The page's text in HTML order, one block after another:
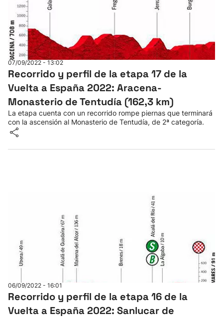
07/09/2022 - 13:02
Recorrido y perfil de la etapa 17 de la
Vuelta a España 2022: Aracena-
Monasterio de Tentudía (162,3 km)
La etapa cuenta con un recorrido rompe piernas que terminará
con la ascensión al Monasterio de Tentudía, de 2ª categoría.
06/09/2022 - 16:01
Recorrido y perfil de la etapa 16 de la
Vuelta a España 2022: Sanlucar de